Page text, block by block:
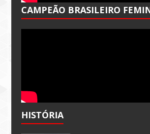
CAMPEÃO BRASILEIRO
HISTÓRIA